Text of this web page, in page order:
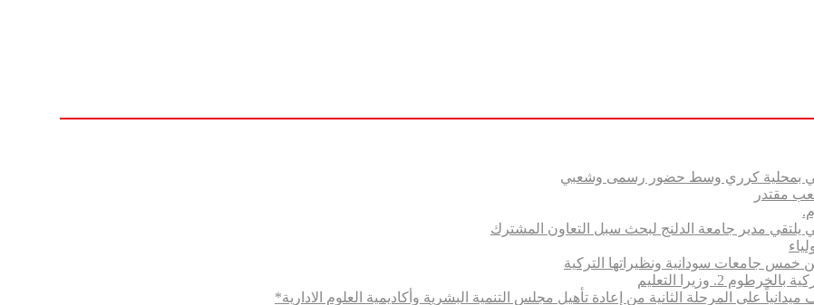
بمحلية كرري وسط حضور رسمى وشعبي
مقتدر
مدير جامعة الدلنج لبحث سبل التعاون المشترك
بين خمس جامعات سودانية ونظيراتها التركية
2. وزيرا التعليم
على المرحلة الثانية من إعادة تأهيل مجلس التنمية البشرية وأكاديمية العلوم الادارية*